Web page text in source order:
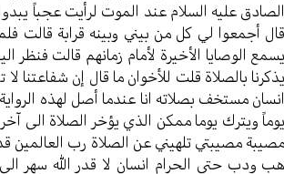
الصادق عليه السلام عند الموت لرأيت عجباً
قال أجمعوا لي كل من بيني وبينه قرابة قالت
يسمع الوصايا الأخيرة لأمام زمانهم قالت فنظر
يذكرنا بالصلاة قلت للأخوان ما قال إن شفاعتنا
انسان مستخف بصلاته انا عندما أصل لهذه
يوماً ويترك يوما ممكن الذي يؤخر الصلاة الى
مصيبة مصيبتي تلهيني عن الصلاة رب العالمين قد
هب ودب حتى الحرام انسان لا قدر الله سهر